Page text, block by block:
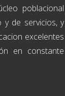
poblacional
y de servicios, y
excelentes
en constante